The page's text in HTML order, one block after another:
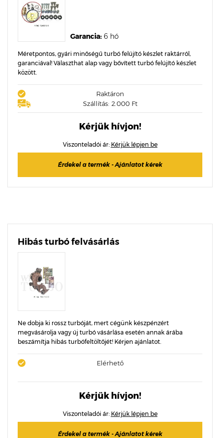
Garancia: 6 hó
Méretpontos, gyári minőségű turbó felújító készlet raktárról,
garanciával! Választhat alap vagy bővített turbó felújító készlet
között.
Raktáron
Szállítás: 2.000 Ft
Kérjük hívjon!
Viszonteladói ár: Kérjük lépjen be
Érdekel a termék - Ajánlatot kérek
Hibás turbó felvásárlás
Ne dobja ki rossz turbóját, mert cégünk készpénzért
megvásárolja vagy új turbó vásárlása esetén annak árába
beszámítja hibás turbófeltöltőjét! Kérjen ajánlatot.
Elérhető
Kérjük hívjon!
Viszonteladói ár: Kérjük lépjen be
Érdekel a termék - Ajánlatot kérek